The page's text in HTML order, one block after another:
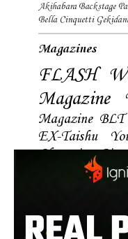
Akihabara Backstage
Bella Cinquetti
Magazines
FLASH
Magazine
Magazine BLT
EX-Taishu
Champion Big
Shonen
Champion
Magazine